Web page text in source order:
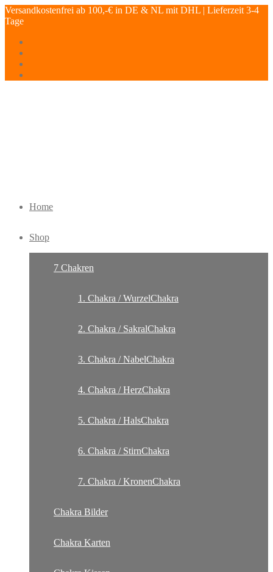
Versandkostenfrei ab 100,-€ in DE & NL mit DHL | Lieferzeit 3-4
Tage
Home
Shop
7 Chakren
1. Chakra / WurzelChakra
2. Chakra / SakralChakra
3. Chakra / NabelChakra
4. Chakra / HerzChakra
5. Chakra / HalsChakra
6. Chakra / StirnChakra
7. Chakra / KronenChakra
Chakra Bilder
Chakra Karten